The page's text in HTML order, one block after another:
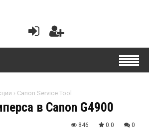
› Canon Service Tool
в Canon G4900
846 0.0 0